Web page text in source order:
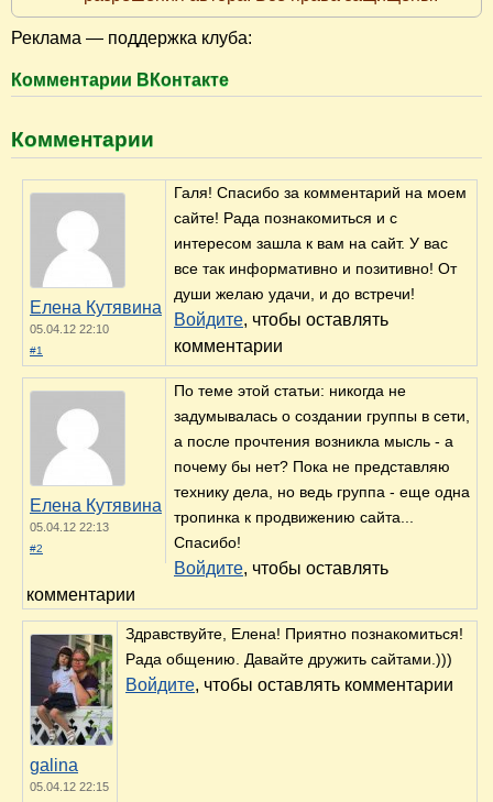
Реклама — поддержка клуба:
Комментарии ВКонтакте
Комментарии
Елена Кутявина
05.04.12 22:10
#1
Галя! Спасибо за комментарий на моем
сайте! Рада познакомиться и с
интересом зашла к вам на сайт. У вас
все так информативно и позитивно! От
души желаю удачи, и до встречи!
Войдите, чтобы оставлять
комментарии
Елена Кутявина
05.04.12 22:13
#2
По теме этой статьи: никогда не
задумывалась о создании группы в сети,
а после прочтения возникла мысль - а
почему бы нет? Пока не представляю
технику дела, но ведь группа - еще одна
тропинка к продвижению сайта...
Спасибо!
Войдите, чтобы оставлять
комментарии
galina
05.04.12 22:15
Здравствуйте, Елена! Приятно познакомиться!
Рада общению. Давайте дружить сайтами.)))
Войдите, чтобы оставлять комментарии